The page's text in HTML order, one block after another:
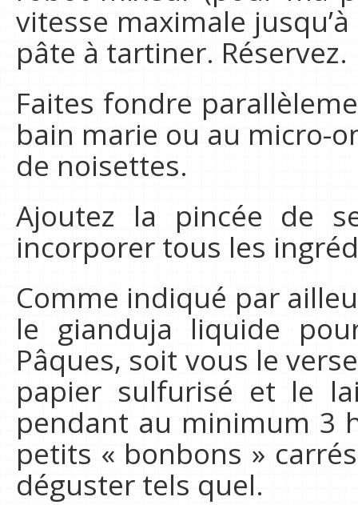
vitesse maximale
pâte à tartiner. Réservez.
Faites fondre
bain marie ou au micro-
de noisettes.
Ajoutez la pincée de
incorporer tous les
Comme indiqué par
le gianduja liquide
Pâques, soit vous le
papier sulfurisé et le
pendant au minimum 3
petits « bonbons »
déguster tels quel.